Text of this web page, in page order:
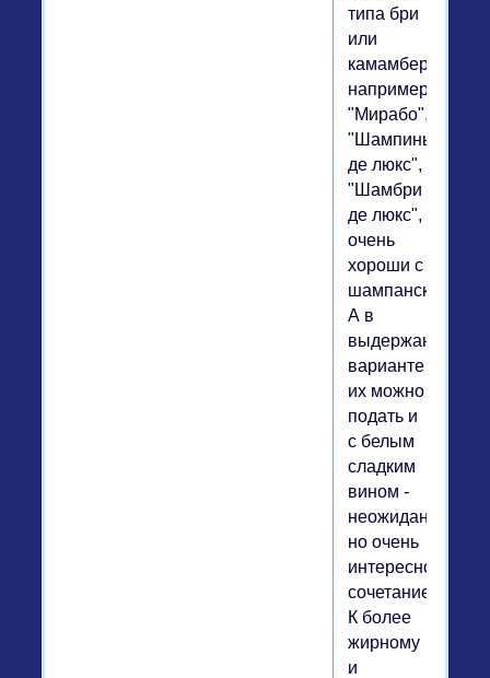
типа бри
или
камамбера,
например
"Мирабо",
"Шампиньон
де люкс",
"Шамбри
де люкс",
очень
хороши с
шампанским.
А в
выдержанном
варианте
их можно
подать и
с белым
сладким
вином -
неожиданное,
но очень
интересное
сочетание.
К более
жирному
и